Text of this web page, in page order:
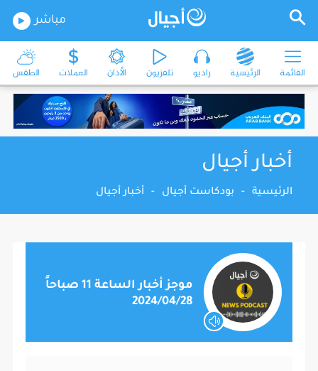
مباشر
القائمة الرئيسية راديو تلفزيون الأذان العملات الطقس
أخبار أجيال
الرئيسية - بودكاست أجيال - أخبار أجيال
موجز أخبار الساعة 11 صباحاً
2024/04/28